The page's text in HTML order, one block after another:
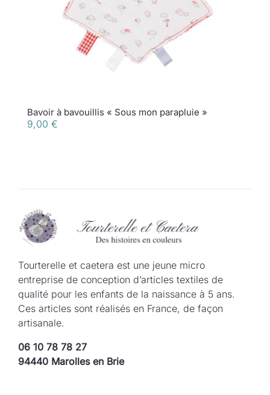
Bavoir à bavouillis « Sous mon parapluie »
9,00 €
Tourterelle et caetera est une jeune micro
entreprise de conception d’articles textiles de
qualité pour les enfants de la naissance à 5 ans.
Ces articles sont réalisés en France, de façon
artisanale.
06 10 78 78 27
94440 Marolles en Brie